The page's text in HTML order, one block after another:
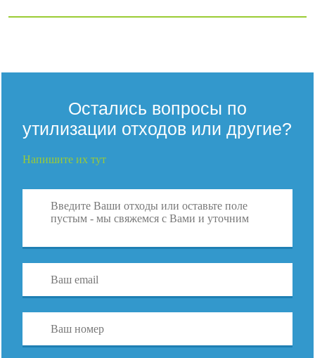
Остались вопросы по
утилизации отходов или другие?
Напишите их тут